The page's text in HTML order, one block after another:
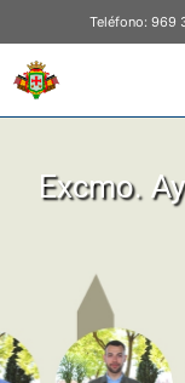
Teléfono: 969
Excmo.